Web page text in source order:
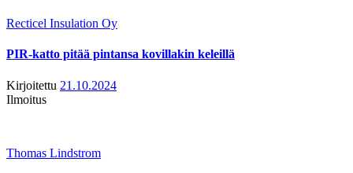
Recticel Insulation Oy
PIR-katto pitää pintansa kovillakin keleillä
Kirjoitettu 21.10.2024
Ilmoitus
Thomas Lindstrom